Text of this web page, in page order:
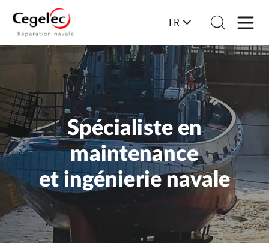
FR
Spécialiste en
maintenance
et ingénierie navale